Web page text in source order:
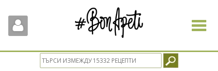
Toggle